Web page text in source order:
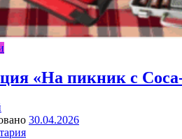
«На пикник с Coca-
30.04.2026